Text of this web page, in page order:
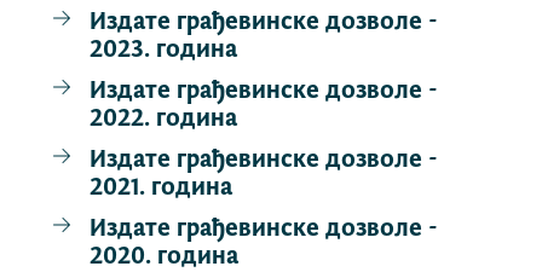
Издате грађевинске дозволе -
2023. година
Издате грађевинске дозволе -
2022. година
Издате грађевинске дозволе -
2021. година
Издате грађевинске дозволе -
2020. година